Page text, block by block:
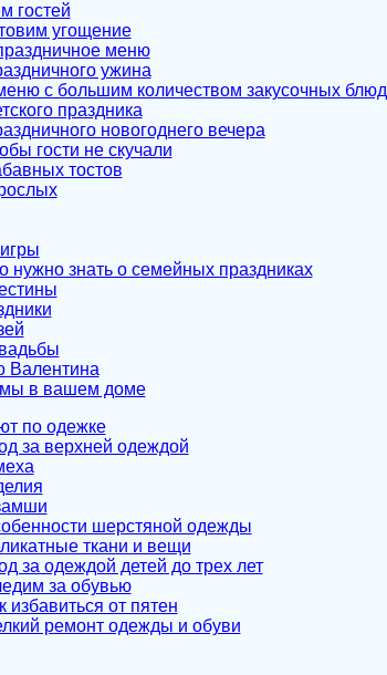
гостей
угощение
меню
ужина
с большим количеством закусочных блюд
праздника
новогоднего вечера
гости не скучали
тостов
нужно знать о семейных праздниках
Валентина
в вашем доме
по одежке
за верхней одеждой
шерстяной одежды
ткани и вещи
за одеждой детей до трех лет
за обувью
избавиться от пятен
ремонт одежды и обуви